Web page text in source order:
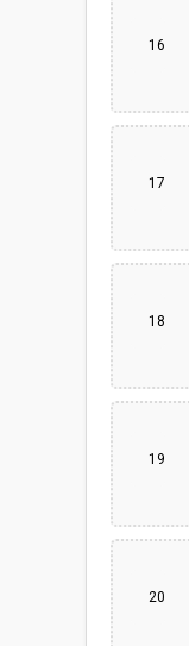
16
17
18
19
20